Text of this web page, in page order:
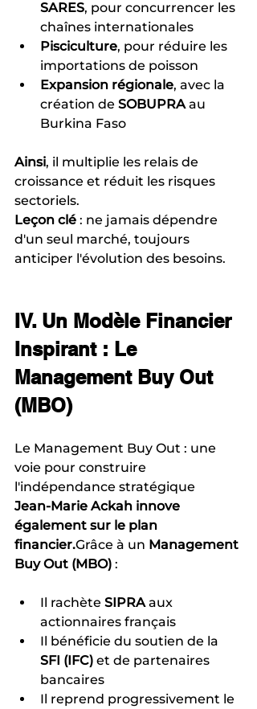
SARES, pour concurrencer les
chaînes internationales
Pisciculture, pour réduire les
importations de poisson
Expansion régionale, avec la
création de SOBUPRA au
Burkina Faso
Ainsi, il multiplie les relais de
croissance et réduit les risques
sectoriels.
Leçon clé : ne jamais dépendre
d'un seul marché, toujours
anticiper l'évolution des besoins.
IV. Un Modèle Financier
Inspirant : Le
Management Buy Out
(MBO)
Le Management Buy Out : une
voie pour construire
l'indépendance stratégique
Jean-Marie Ackah innove
également sur le plan
financier.Grâce à un Management
Buy Out (MBO) :
Il rachète SIPRA aux
actionnaires français
Il bénéficie du soutien de la
SFI (IFC) et de partenaires
bancaires
Il reprend progressivement le